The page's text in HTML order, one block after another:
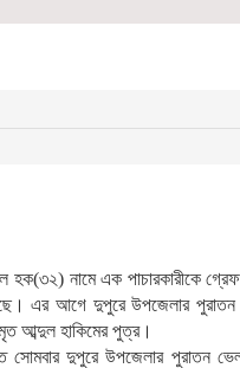
নামে এক পাচারকারীকে
এর আগে দুপুরে উপজেলার পুরাতন
আব্দুল হাকিমের পুত্র।
সোমবার দুপুরে উপজেলার পুরাতন